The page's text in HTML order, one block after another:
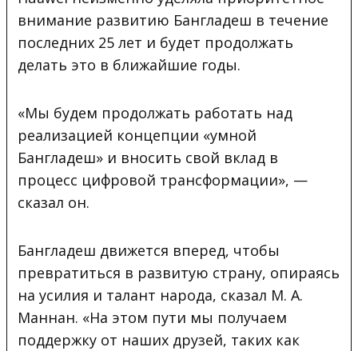
внимание развитию Бангладеш в течение
последних 25 лет и будет продолжать
делать это в ближайшие годы.
«Мы будем продолжать работать над
реализацией концепции «умной
Бангладеш» и вносить свой вклад в
процесс цифровой трансформации», —
сказал он.
Бангладеш движется вперед, чтобы
превратиться в развитую страну, опираясь
на усилия и талант народа, сказал М. А.
Маннан. «На этом пути мы получаем
поддержку от наших друзей, таких как